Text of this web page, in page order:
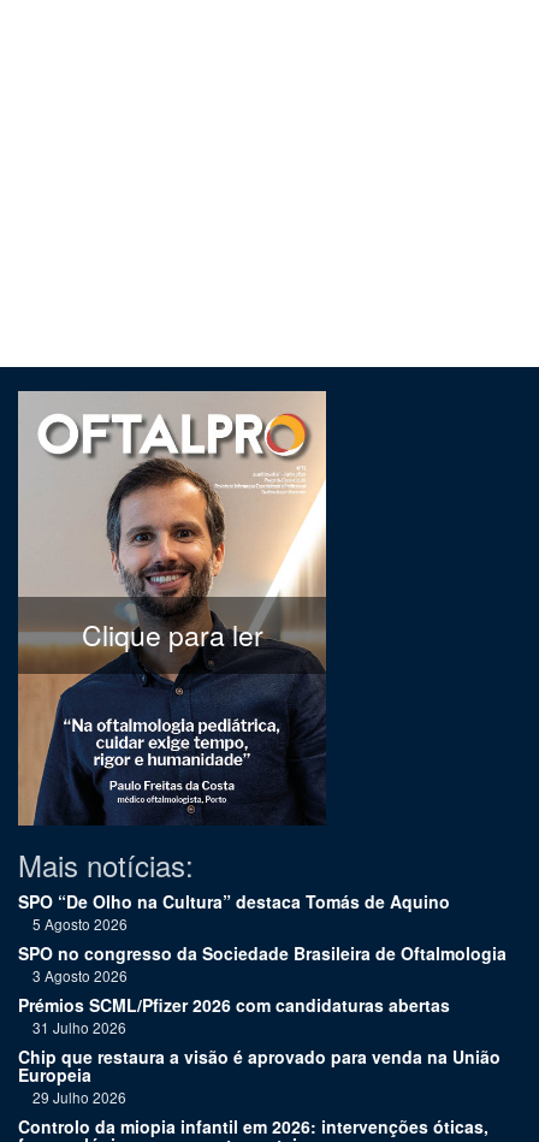
Clique para ler
Mais notícias:
SPO “De Olho na Cultura” destaca Tomás de Aquino
5 Agosto 2026
SPO no congresso da Sociedade Brasileira de Oftalmologia
3 Agosto 2026
Prémios SCML/Pfizer 2026 com candidaturas abertas
31 Julho 2026
Chip que restaura a visão é aprovado para venda na União
Europeia
29 Julho 2026
Controlo da miopia infantil em 2026: intervenções óticas,